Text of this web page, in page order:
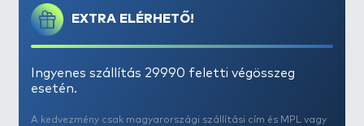
EXTRA ELÉRHETŐ!
Ingyenes szállítás 29990 feletti végösszeg
esetén.
A kedvezmény csak magyarországi szállítási cím és MPL vagy